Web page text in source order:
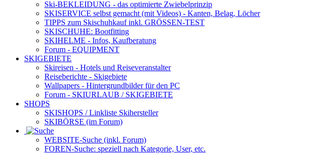
Ski-BEKLEIDUNG - das optimierte Zwiebelprinzip
SKISERVICE selbst gemacht (mit Videos) - Kanten, Belag, Löcher
TIPPS zum Skischuhkaufinkl. GRÖSSEN-TEST
SKISCHUHE: Bootfitting
SKIHELME - Infos, Kaufberatung
Forum - EQUIPMENT
SKIGEBIETE
Skireisen - Hotels und Reiseveranstalter
Reiseberichte - Skigebiete
Wallpapers - Hintergrundbilder für den PC
Forum - SKIURLAUB / SKIGEBIETE
SHOPS
SKISHOPS / Linkliste Skihersteller
SKIBÖRSE (im Forum)
WEBSITE-Suche (inkl. Forum)
FOREN-Suche: speziell nach Kategorie, User, etc.